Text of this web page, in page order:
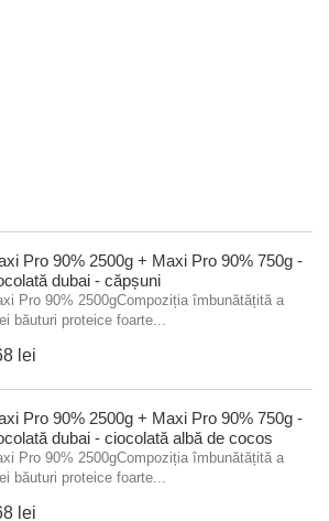
Pro 90% 2500g + Maxi Pro 90% 750g -
dubai - căpșuni
Pro 90% 2500gCompoziția îmbunătățită a
băuturi proteice foarte...
lei
Pro 90% 2500g + Maxi Pro 90% 750g -
dubai - ciocolată albă de cocos
Pro 90% 2500gCompoziția îmbunătățită a
băuturi proteice foarte...
lei